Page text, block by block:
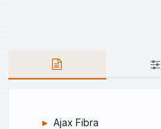
Ajax Fibra